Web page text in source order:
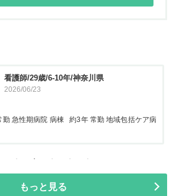
看護師/29歳/6-10年/神奈川県
2026/06/23
勤 急性期病院 病棟 約3年 常勤 地域包括ケア病
もっと見る